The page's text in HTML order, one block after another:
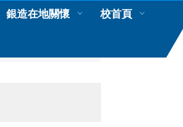
銀造在地關懷 校首頁